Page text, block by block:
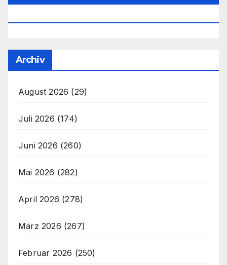
Archiv
August 2026 (29)
Juli 2026 (174)
Juni 2026 (260)
Mai 2026 (282)
April 2026 (278)
März 2026 (267)
Februar 2026 (250)